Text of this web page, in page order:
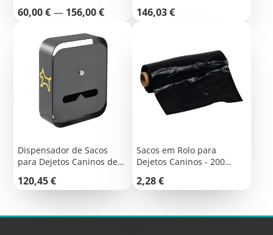
Preço
60,00 € — 156,00 € Preço
146,03 €
Dispensador de Sacos
para Dejetos Caninos de
Preço
120,45 €
Sacos em Rolo para
Dejetos Caninos - 200
Preço
2,28 €